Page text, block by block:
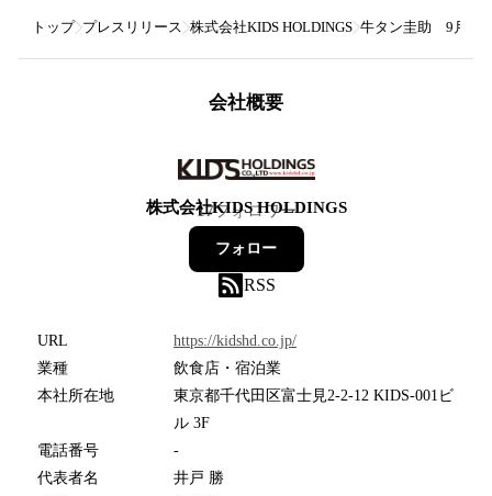
トップ プレスリリース 株式会社KIDS HOLDINGS 牛タン圭助 9月10
会社概要
株式会社KIDS HOLDINGS
17フォロワー
フォロー
RSS
URL
https://kidshd.co.jp/
業種
飲食店・宿泊業
本社所在地
東京都千代田区富士見2-2-12 KIDS-001ビ
ル 3F
電話番号
-
代表者名
井戸 勝